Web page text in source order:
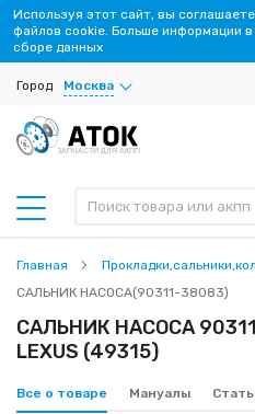
Город Москва
ЗАПЧАСТИ ДЛЯ АКПП
Главная
САЛЬНИК НАСОСА(90311-38083)
САЛЬНИК НАСОСА
LEXUS (49315)
Все о товаре Мануалы
Используя этот сайт, вы
файлов cookie. Больше информации
сборе данных